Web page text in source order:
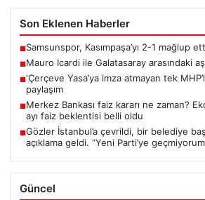
Son Eklenen Haberler
■Samsunspor, Kasımpaşa’yı 2-1 mağlup
■Mauro Icardi ile Galatasaray arasındaki
■‘Çerçeve Yasa’ya imza atmayan tek
paylaşım
■Merkez Bankası faiz kararı ne zaman?
ayı faiz beklentisi belli oldu
■Gözler İstanbul’a çevrildi, bir belediye
açıklama geldi. “Yeni Parti’ye
Güncel